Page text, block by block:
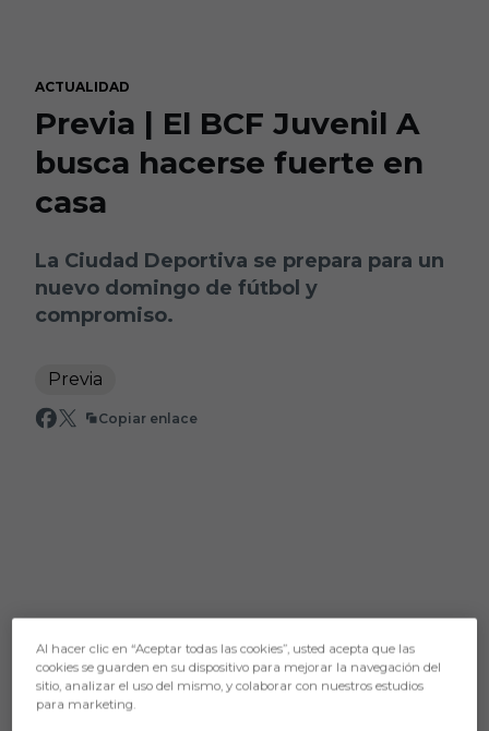
ACTUALIDAD
Previa | El BCF Juvenil A
busca hacerse fuerte en
casa
La Ciudad Deportiva se prepara para un
nuevo domingo de fútbol y
compromiso.
Previa
Copiar enlace
Al hacer clic en “Aceptar todas las cookies”, usted acepta que las
cookies se guarden en su dispositivo para mejorar la navegación del
sitio, analizar el uso del mismo, y colaborar con nuestros estudios
para marketing.